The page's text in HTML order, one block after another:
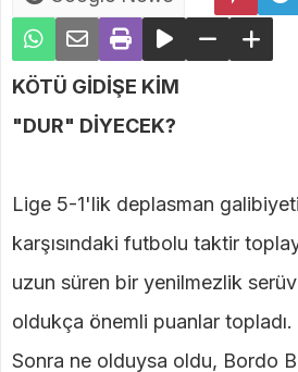
KÖTÜ GİDİŞE KİM
"DUR" DİYECEK?
Lige 5-1'lik deplasman
karşısındaki futbolu taktir
uzun süren bir yenilmezlik
oldukça önemli puanlar topladı.
Sonra ne olduysa oldu, Bordo